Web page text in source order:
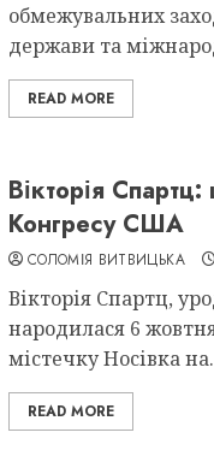
обмежувальних
держави та
READ MORE
Вікторія
Конгресу США
СОЛОМІЯ ВИТВИЦЬКА
Вікторія Спартц,
народилася 6
містечку Носівка
READ MORE